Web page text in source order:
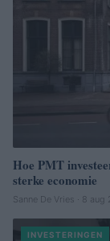
Hoe PMT
sterke economie
Sanne De Vries · 8 aug
INVESTERINGEN